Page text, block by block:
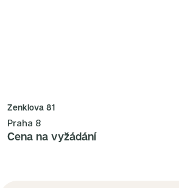
Zenklova 81
Praha 8
Cena na vyžádání